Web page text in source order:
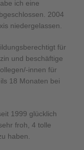
ich eine
2004
niedergelassen.
für
und beschäftige
innen für
18 Monaten bei
1999 glücklich
froh, 4 tolle
haben.